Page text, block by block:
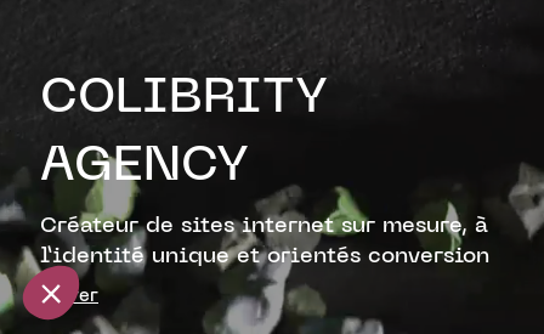
COLIBRITY
AGENCY
Créateur de sites internet sur mesure, à
l’identité unique et orientés conversion
Entrer